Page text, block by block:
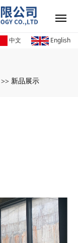
中文 English
>> 新品展示